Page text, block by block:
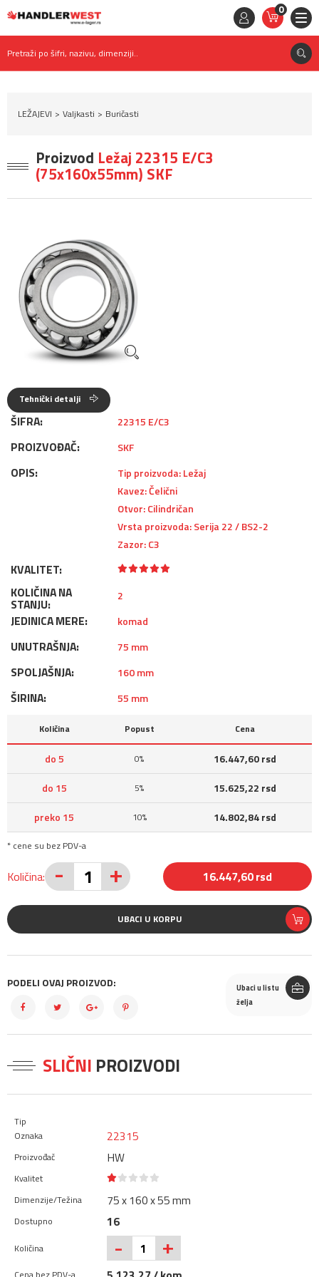
0
STAVKE
0,
RSD
Pretraži po šifri, nazivu, dimenziji..
LEŽAJEVI Valjkasti Buričasti
Proizvod Ležaj 22315 E/C3
(75x160x55mm) SKF
Tehnički detalji
ŠIFRA: 22315 E/C3
PROIZVOĐAČ: SKF
OPIS:
Tip proizvoda: Ležaj
Kavez: Čelični
Otvor: Cilindričan
Vrsta proizvoda: Serija 22 / BS2-2
Zazor: C3
KVALITET:
KOLIČINA NA
STANJU:
2
JEDINICA MERE: komad
UNUTRAŠNJA: 75 mm
SPOLJAŠNJA: 160 mm
ŠIRINA: 55 mm
Količina Popust Cena
do 5 0%
16.447,60 rsd
do 15
5%
15.625,22 rsd
preko 15
10% 14.802,84 rsd
* cene su bez PDV-a
Količina: - + 16.447,60 rsd
UBACI U KORPU
PODELI OVAJ PROIZVOD:
Ubaci u listu
želja
SLIČNI PROIZVODI
22315
HW
75 x 160 x 55 mm
16
- +